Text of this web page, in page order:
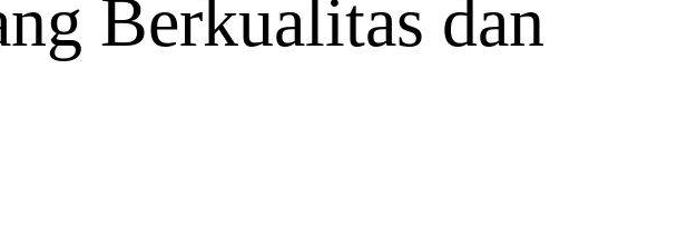
Berkualitas dan